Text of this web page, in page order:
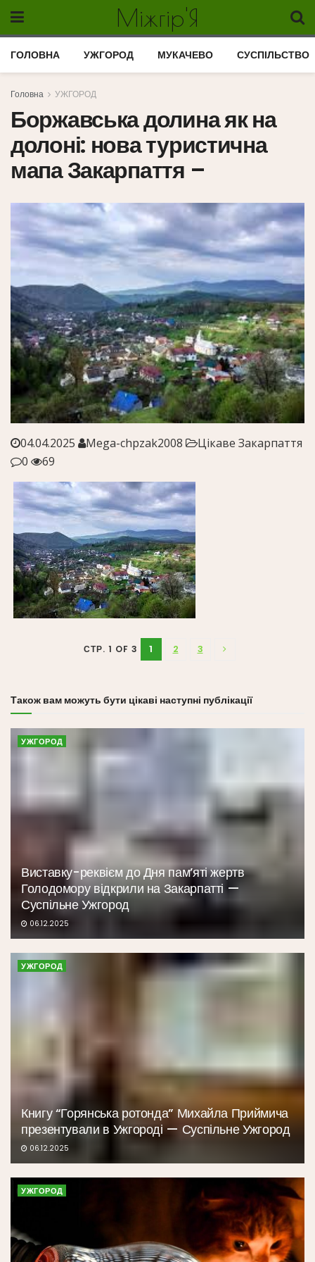
Міжгір'Я
ГОЛОВНА УЖГОРОД МУКАЧЕВО СУСПІЛЬСТВО
Головна УЖГОРОД
Боржавська долина як на
долоні: нова туристична
мапа Закарпаття –
04.04.2025 Mega-chpzak2008
Цікаве Закарпаття
0
69
СТР. 1 OF 3 1 2 3
Також вам можуть бути цікаві наступні публікації
УЖГОРОД
Виставку-реквієм до Дня пам’яті жертв
Голодомору відкрили на Закарпатті —
Суспільне Ужгород
06.12.2025
УЖГОРОД
Книгу “Горянська ротонда” Михайла Приймича
презентували в Ужгороді — Суспільне Ужгород
06.12.2025
УЖГОРОД